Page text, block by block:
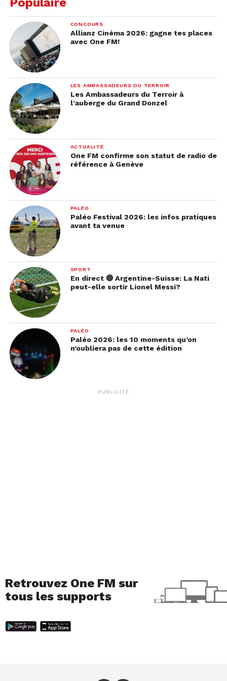
Une publication partagée par window-swap.com (@windowswap)
N’hésitez pas à aller faire un tour sur ce compte
Instagram, les clichés en valent le détour ! Si vous
CONCOURS
Allianz Cinéma 2026: gagne tes places
avec One FM!
LES AMBASSADEURS DU TERROIR
Les Ambassadeurs du Terroir à
l’auberge du Grand Donzel
ACTUALITÉ
One FM confirme son statut de radio de
référence à Genève
PALÉO
Paléo Festival 2026: les infos pratiques
avant ta venue
SPORT
En direct 🔴 Argentine-Suisse: La Nati
peut-elle sortir Lionel Messi?
PALÉO
Paléo 2026: les 10 moments qu’on
n’oubliera pas de cette édition
PUBLICITÉ
Retrouvez One FM sur
tous les supports